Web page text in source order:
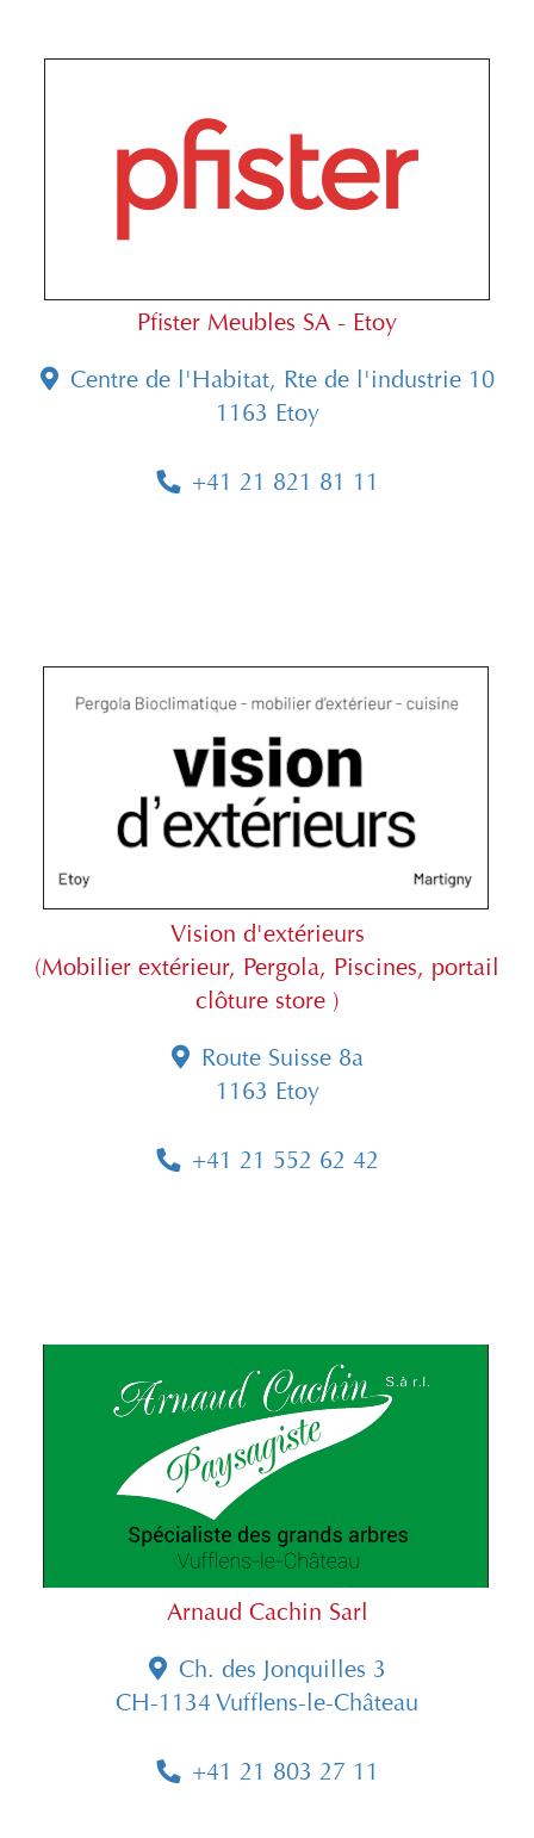
Pfister Meubles SA - Etoy
Centre de l'Habitat, Rte de l'industrie 10
1163 Etoy
+41 21 821 81 11
Vision d'extérieurs
(Mobilier extérieur, Pergola, Piscines, portail
clôture store )
Route Suisse 8a
1163 Etoy
+41 21 552 62 42
Arnaud Cachin Sarl
Ch. des Jonquilles 3
CH-1134 Vufflens-le-Château
+41 21 803 27 11